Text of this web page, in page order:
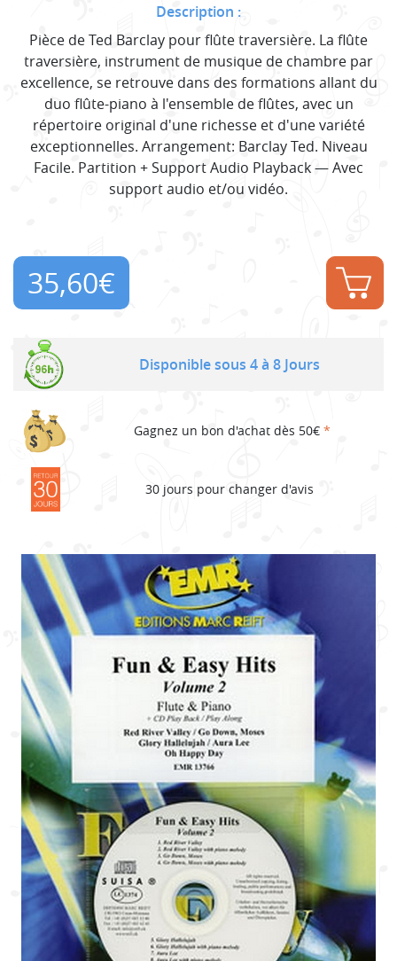
Description :
Pièce de Ted Barclay pour flûte traversière. La flûte
traversière, instrument de musique de chambre par
excellence, se retrouve dans des formations allant du
duo flûte-piano à l'ensemble de flûtes, avec un
répertoire original d'une richesse et d'une variété
exceptionnelles. Arrangement: Barclay Ted. Niveau
Facile. Partition + Support Audio Playback — Avec
support audio et/ou vidéo.
35,60€
Disponible sous 4 à 8 Jours
Gagnez un bon d'achat dès 50€ *
30 jours pour changer d'avis